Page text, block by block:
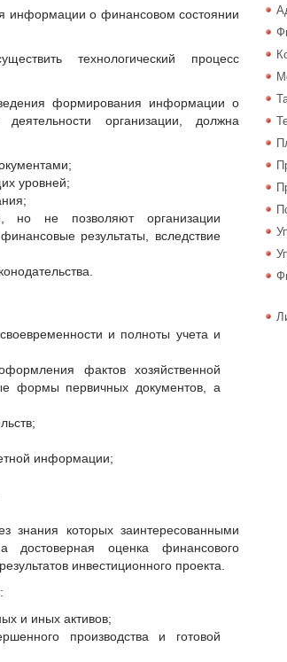
информации о финансовом состоянии
технологический процесс
формирования информации о
организации, должна
уровней;
но не позволяют организации
результаты, вследствие
и полноты учета и
фактов хозяйственной
формы первичных документов, а
информации;
знания которых заинтересованными
достоверная оценка финансового
инвестиционного проекта.
и иных активов;
производства и готовой